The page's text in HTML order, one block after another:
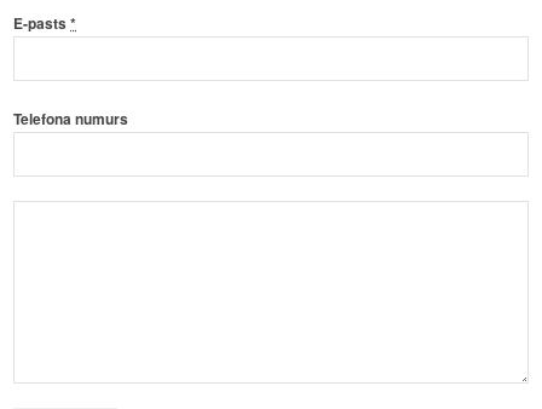
E-pasts*
Telefona numurs